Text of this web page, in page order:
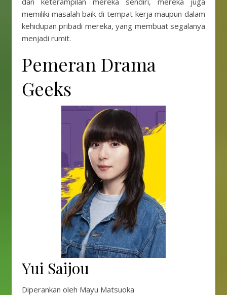
memiliki masalah baik di tempat kerja maupun dalam
kehidupan pribadi mereka, yang membuat segalanya
menjadi rumit.
Pemeran Drama
Geeks
Yui Saijou
Diperankan oleh Mayu Matsuoka